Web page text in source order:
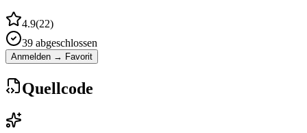
4.9(22)
39 abgeschlossen
Anmelden → Favorit
Quellcode